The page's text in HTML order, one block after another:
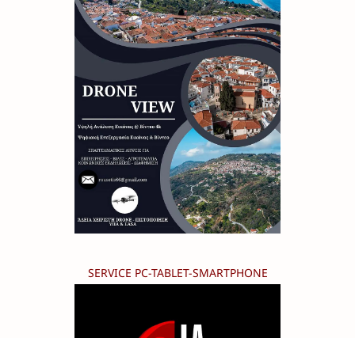
SERVICE PC-TABLET-SMARTPHONE